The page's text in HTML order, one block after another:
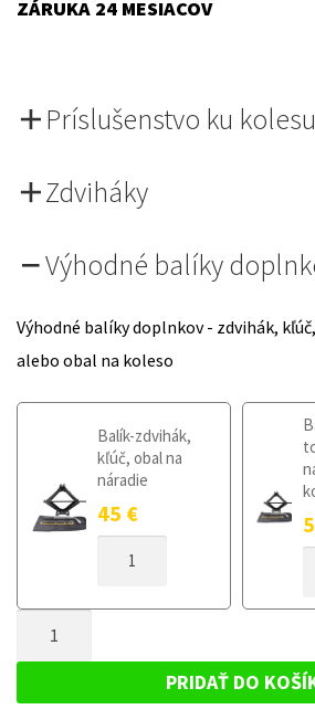
ZÁRUKA 24 MESIACOV
Príslušenstvo ku kolesu
Zdviháky
Výhodné balíky
Výhodné balíky doplnkov - zdvihák,
alebo obal na koleso
Balík-zdvihák,
kľúč, obal na
náradie
45 €
DOJAZDOVÉ
AUDI
B7
2009
AUDI
PRIDAŤ DO